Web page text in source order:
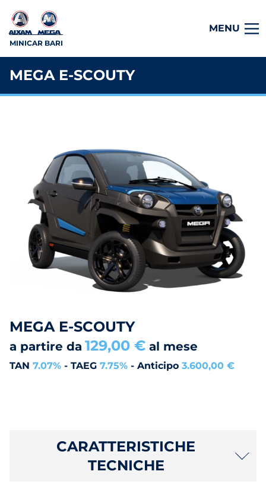
MINICAR BARI
MENU
MEGA E-SCOUTY
MEGA E-SCOUTY
a partire da 129,00 € al mese
TAN 7.07% - TAEG 7.75% - Anticipo 3.600,00 €
CARATTERISTICHE
TECNICHE